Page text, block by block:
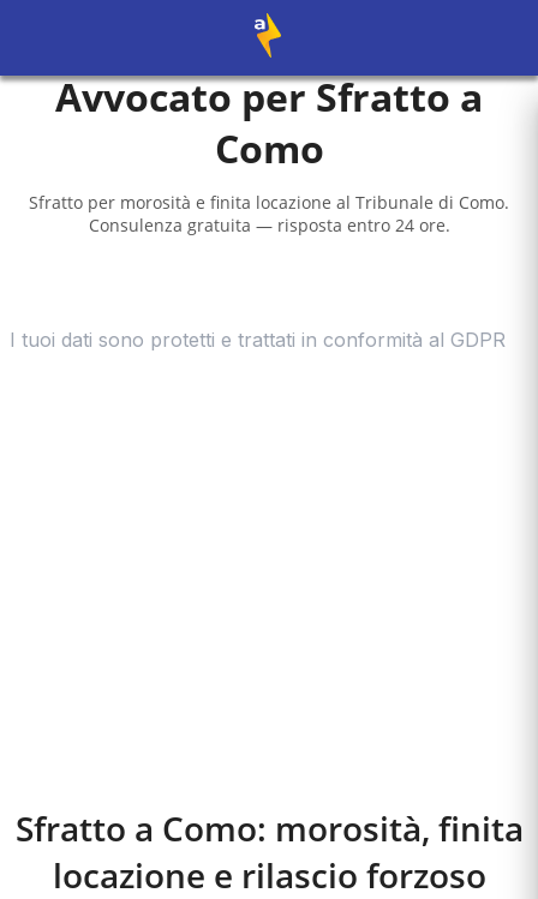
Avvocato per Sfratto a
Como
Sfratto per morosità e finita locazione al Tribunale di Como.
Consulenza gratuita — risposta entro 24 ore.
Sfratto a Como: morosità, finita
locazione e rilascio forzoso